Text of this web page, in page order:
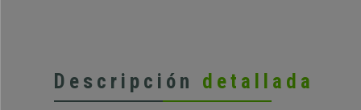
Descripción detallada